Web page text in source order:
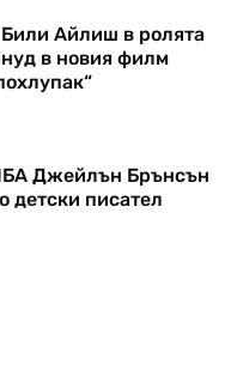
Айлиш в ролята
в новия филм
Джейлън Брънсън
детски писател